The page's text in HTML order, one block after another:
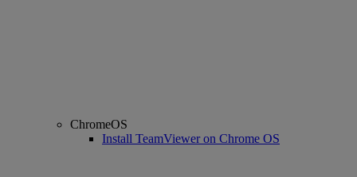
ChromeOS
Install TeamViewer on Chrome OS